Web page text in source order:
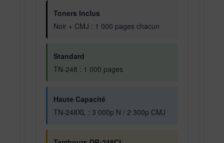
Toners Inclus
Noir + CMJ : 1 000 pages chacun
Standard
TN-248 : 1 000 pages
Haute Capacité
TN-248XL : 3 000p N / 2 300p CMJ